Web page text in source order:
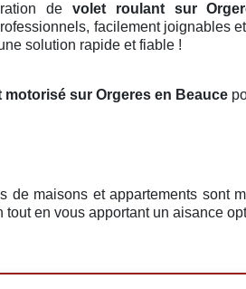
de volet roulant sur
facilement joignables
solution rapide et fiable !
motorisé sur Orgeres en Beauce
de maisons et appartements sont
tout en vous apportant un aisance